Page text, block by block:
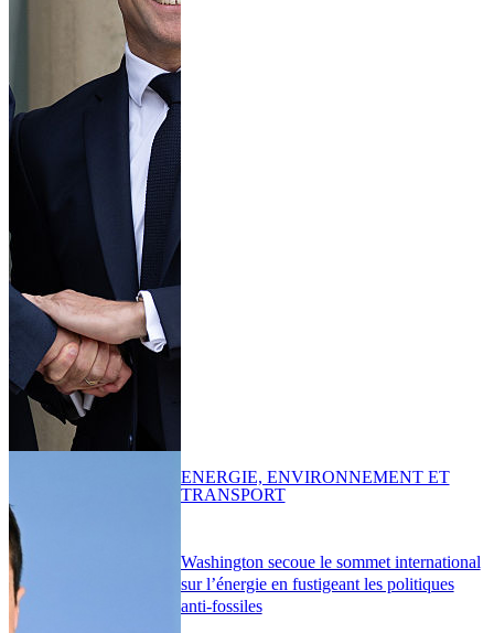
Washington secoue le sommet international
sur l’énergie en fustigeant les politiques
anti-fossiles
ENERGIE, ENVIRONNEMENT ET
TRANSPORT